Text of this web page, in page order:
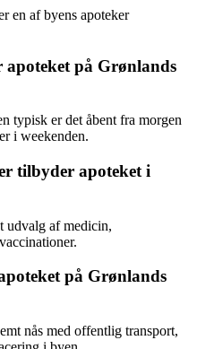
en af ​​byens apoteker
på Grønlands
typisk er det åbent fra morgen
i weekenden.
tilbyder apoteket i
udvalg af medicin,
på Grønlands
nås med offentlig transport,